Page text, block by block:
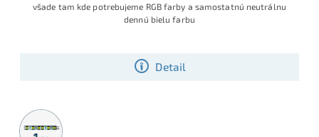
Detail
všade tam kde potrebujeme RGB farby a samostatnú neutrálnu
dennú bielu farbu
Metrážny
predaj